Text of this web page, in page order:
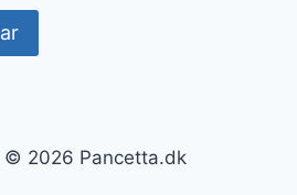
© 2026 Pancetta.dk